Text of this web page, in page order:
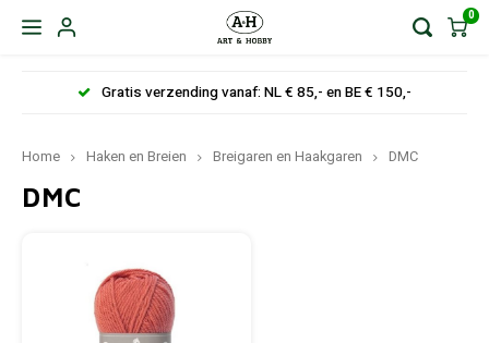
0
Gratis verzending vanaf: NL € 85,- en BE € 150,-
Home Haken en Breien Breigaren en Haakgaren DMC
DMC